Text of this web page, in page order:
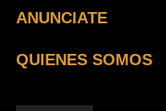
ANUNCIATE
QUIENES SOMOS